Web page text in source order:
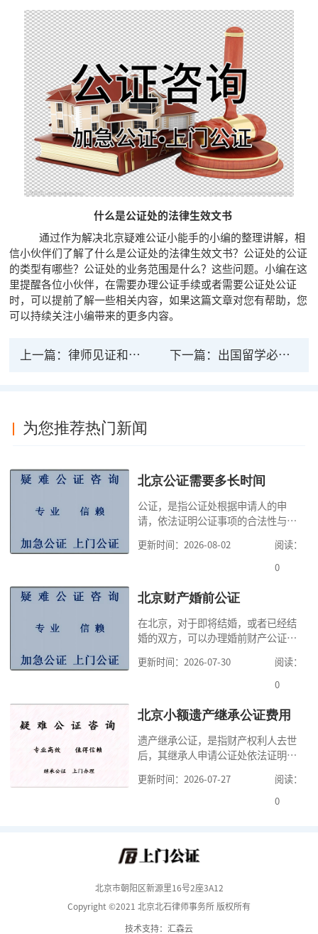
什么是公证处的法律生效文书
通过作为解决北京疑难公证小能手的小编的整理讲解，相
信小伙伴们了解了什么是公证处的法律生效文书？公证处的公证
的类型有哪些？公证处的业务范围是什么？这些问题。小编在这
里提醒各位小伙伴，在需要办理公证手续或者需要公证处公证
时，可以提前了解一些相关内容，如果这篇文章对您有帮助，您
可以持续关注小编带来的更多内容。
上一篇：律师见证和公证处见证法律效力一样吗？ 下一篇： 出国留学必须要做公证么，出国留学法律公证书
为您推荐热门新闻
北京公证需要多长时间
公证，是指公证处根据申请人的申
请，依法证明公证事项的合法性与真
高公证事项的效力，固定证据，但是
很多人不知道在北京办理公证需要多
家，办理公证的时候除了需要按照公
道北京公证需要什么材料,北京公证需
要多少钱？北京公
更新时间：2026-08-02
阅读：
0
北京财产婚前公证
在北京，对于即将结婚，或者已经结
婚的双方，可以办理婚前财产公证，
式，可以避免个人财产引发的纠纷，
但是，在北京办理婚前财产公证，除
料外，公证咨询告诉大家，我们有必
京婚前财产公证机构？了解这些不仅
有利于我们根
更新时间：2026-07-30
阅读：
0
北京小额遗产继承公证费用
遗产继承公证，是指财产权利人去世
后，其继承人申请公证处依法证明继
的证明活动。通过公证，继承人可以
拿着享有继承权的公证书办理遗产过
费。我们在办理继承公证的时候，需
更新时间：2026-07-27
阅读：
0
北京市朝阳区新源里16号2座3A12
Copyright ©2021 北京北石律师事务所 版权所有
技术支持：汇森云